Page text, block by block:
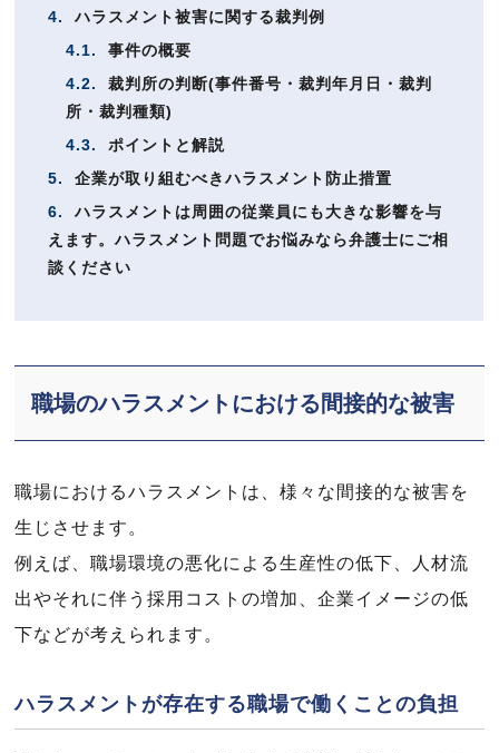
4.
ハラスメント被害に関する裁判例
4.1.
事件の概要
4.2.
裁判所の判断(事件番号・裁判年月日・裁判
所・裁判種類)
4.3.
ポイントと解説
5.
企業が取り組むべきハラスメント防止措置
6.
ハラスメントは周囲の従業員にも大きな影響を与
えます。ハラスメント問題でお悩みなら弁護士にご相
談ください
職場のハラスメントにおける間接的な被害
職場におけるハラスメントは、様々な間接的な被害を
生じさせます。
例えば、職場環境の悪化による生産性の低下、人材流
出やそれに伴う採用コストの増加、企業イメージの低
下などが考えられます。
ハラスメントが存在する職場で働くことの負担